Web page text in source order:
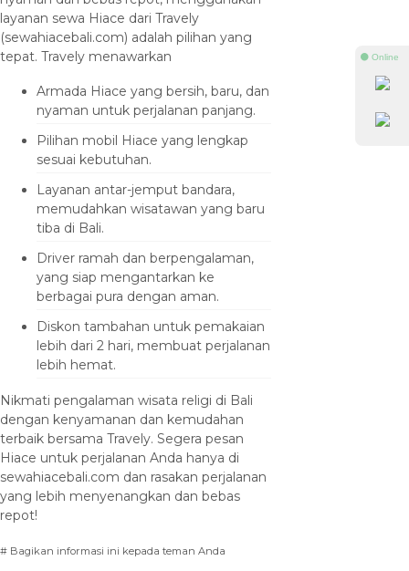
layanan sewa Hiace dari Travely
(sewahiacebali.com) adalah pilihan yang
tepat. Travely menawarkan
Armada Hiace yang bersih, baru, dan
nyaman untuk perjalanan panjang.
Pilihan mobil Hiace yang lengkap
sesuai kebutuhan.
Layanan antar-jemput bandara,
memudahkan wisatawan yang baru
tiba di Bali.
Driver ramah dan berpengalaman,
yang siap mengantarkan ke
berbagai pura dengan aman.
Diskon tambahan untuk pemakaian
lebih dari 2 hari, membuat perjalanan
lebih hemat.
Nikmati pengalaman wisata religi di Bali
dengan kenyamanan dan kemudahan
terbaik bersama Travely. Segera pesan
Hiace untuk perjalanan Anda hanya di
sewahiacebali.com dan rasakan perjalanan
yang lebih menyenangkan dan bebas
repot!
# Bagikan informasi ini kepada teman Anda
⚫ Online